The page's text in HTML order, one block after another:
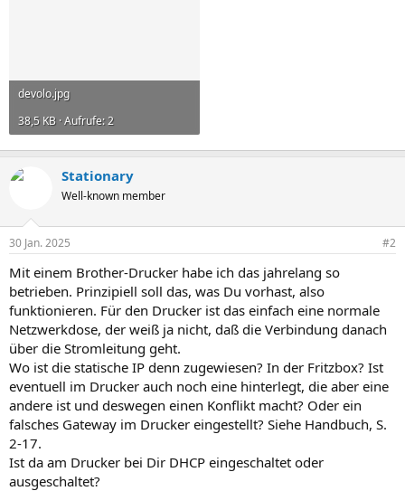
devolo.jpg
38,5 KB · Aufrufe: 2
Stationary
Well-known member
30 Jan. 2025 #2
Mit einem Brother-Drucker habe ich das jahrelang so
betrieben. Prinzipiell soll das, was Du vorhast, also
funktionieren. Für den Drucker ist das einfach eine normale
Netzwerkdose, der weiß ja nicht, daß die Verbindung danach
über die Stromleitung geht.
Wo ist die statische IP denn zugewiesen? In der Fritzbox? Ist
eventuell im Drucker auch noch eine hinterlegt, die aber eine
andere ist und deswegen einen Konflikt macht? Oder ein
falsches Gateway im Drucker eingestellt? Siehe Handbuch, S.
2-17.
Ist da am Drucker bei Dir DHCP eingeschaltet oder
ausgeschaltet?